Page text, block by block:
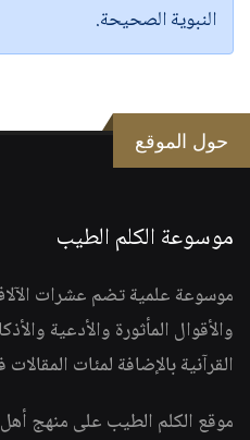
النبوية الصحيحة.
حول الموقع
موسوعة الكلم الطيب
موسوعة علمية تضم عشرات
والأقوال المأثورة والأدعية
القرآنية بالإضافة لمئات
موقع الكلم الطيب على منهج